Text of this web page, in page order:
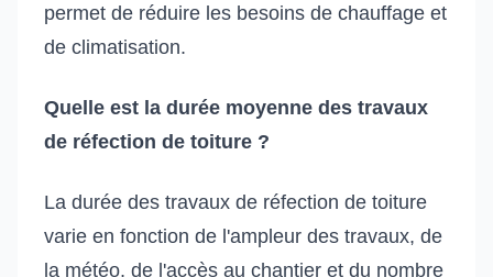
permet de réduire les besoins de chauffage et
de climatisation.
Quelle est la durée moyenne des travaux
de réfection de toiture ?
La durée des travaux de réfection de toiture
varie en fonction de l'ampleur des travaux, de
la météo, de l'accès au chantier et du nombre